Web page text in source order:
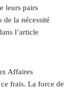
leurs pairs
de la nécessité
l’article
Affaires
frais. La force de